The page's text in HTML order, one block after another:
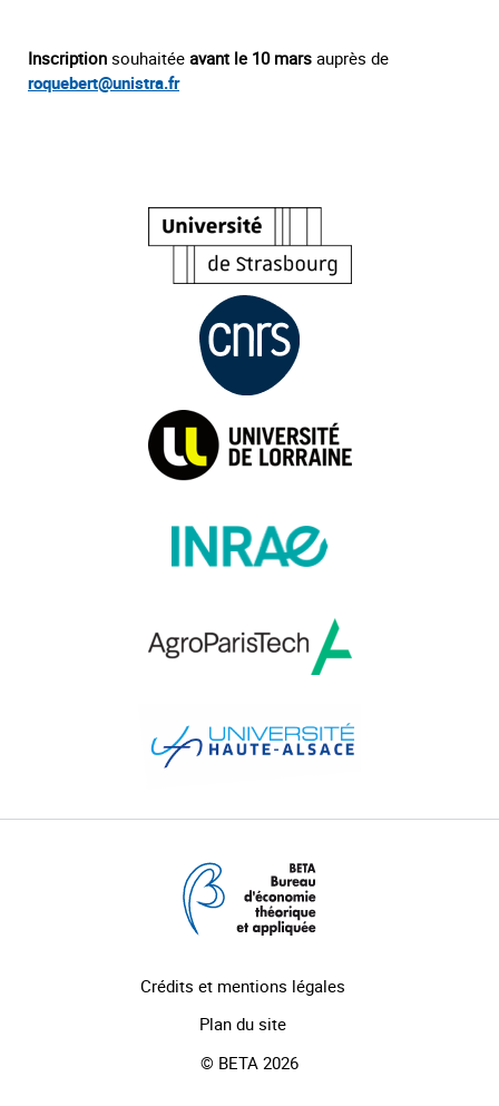
Inscription souhaitée avant le 10 mars auprès de
roquebert@unistra.fr
Crédits et mentions légales
Plan du site
© BETA 2026